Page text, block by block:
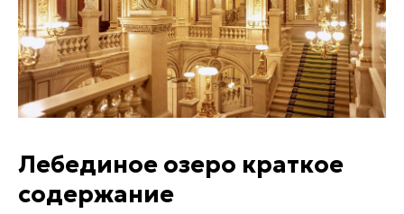
Лебединое озеро краткое
содержание